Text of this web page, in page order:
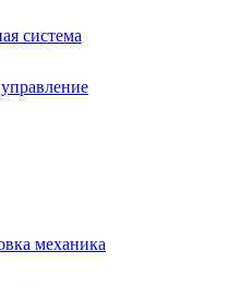
система
механика